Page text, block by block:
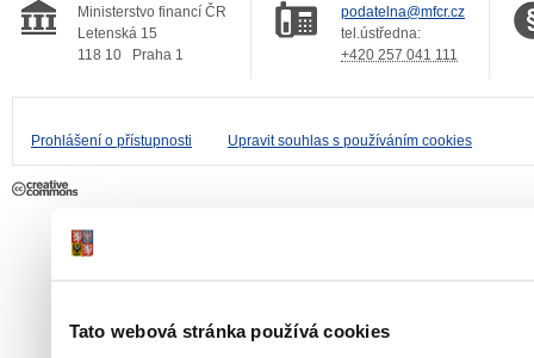
Tato webová stránka používá cookies
Ministerstvo financí ČR
Letenská 15
118 10
Praha 1
podatelna@mfcr.cz
tel.ústředna:
+420 257 041 111
Prohlášení o přístupnosti Upravit souhlas s používáním cookies